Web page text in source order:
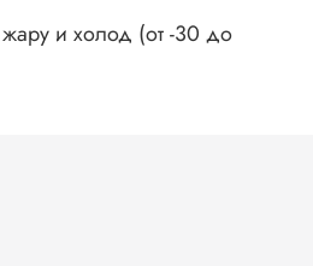
жару и холод (от -30 до